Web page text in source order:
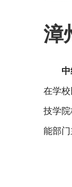
漳
在学
技学
能部